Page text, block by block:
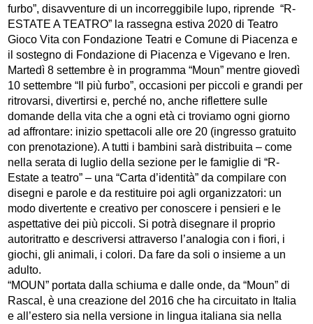
furbo”, disavventure di un incorreggibile lupo, riprende “R-
ESTATE A TEATRO” la rassegna estiva 2020 di Teatro
Gioco Vita con Fondazione Teatri e Comune di Piacenza e
il sostegno di Fondazione di Piacenza e Vigevano e Iren.
Martedì 8 settembre è in programma “Moun” mentre giovedì
10 settembre “Il più furbo”, occasioni per piccoli e grandi per
ritrovarsi, divertirsi e, perché no, anche riflettere sulle
domande della vita che a ogni età ci troviamo ogni giorno
ad affrontare: inizio spettacoli alle ore 20 (ingresso gratuito
con prenotazione). A tutti i bambini sarà distribuita – come
nella serata di luglio della sezione per le famiglie di “R-
Estate a teatro” – una “Carta d’identità” da compilare con
disegni e parole e da restituire poi agli organizzatori: un
modo divertente e creativo per conoscere i pensieri e le
aspettative dei più piccoli. Si potrà disegnare il proprio
autoritratto e descriversi attraverso l’analogia con i fiori, i
giochi, gli animali, i colori. Da fare da soli o insieme a un
adulto.
“MOUN” portata dalla schiuma e dalle onde, da “Moun” di
Rascal, è una creazione del 2016 che ha circuitato in Italia
e all’estero sia nella versione in lingua italiana sia nella